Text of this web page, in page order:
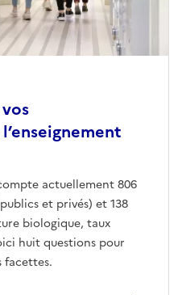
actuellement 806
et privés) et 138
biologique, taux
huit questions pour
facettes.